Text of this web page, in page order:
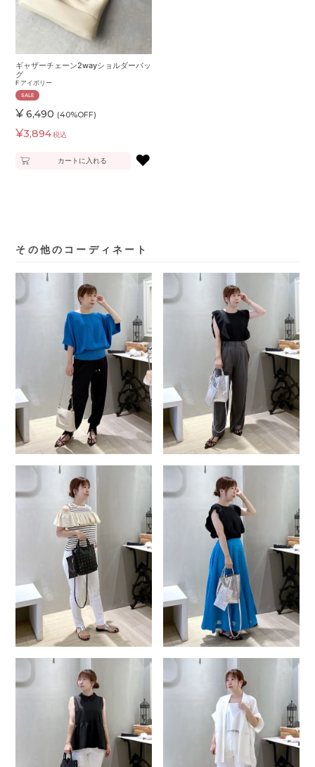
ギャザーチェーン2wayショルダーバッ
グ
F アイボリー
SALE
¥ 6,490 (40%OFF)
¥3,894税込
カートに入れる ♥
その他のコーディネート